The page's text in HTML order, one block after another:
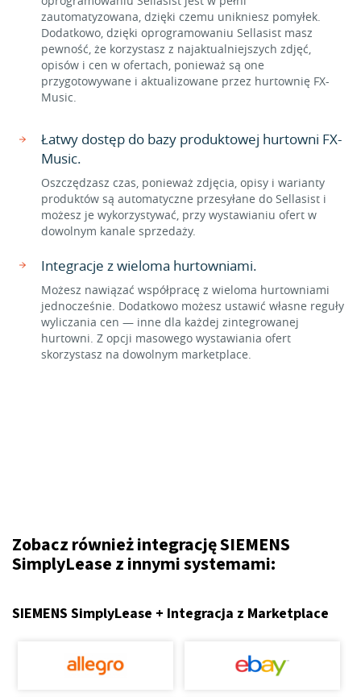
zautomatyzowana, dzięki czemu unikniesz pomyłek.
Dodatkowo, dzięki oprogramowaniu Sellasist masz
pewność, że korzystasz z najaktualniejszych zdjęć,
opisów i cen w ofertach, ponieważ są one
przygotowywane i aktualizowane przez hurtownię FX-
Music.
Łatwy dostęp do bazy produktowej hurtowni FX-
Music.
Oszczędzasz czas, ponieważ zdjęcia, opisy i warianty
produktów są automatyczne przesyłane do Sellasist i
możesz je wykorzystywać, przy wystawianiu ofert w
dowolnym kanale sprzedaży.
Integracje z wieloma hurtowniami.
Możesz nawiązać współpracę z wieloma hurtowniami
jednocześnie. Dodatkowo możesz ustawić własne reguły
wyliczania cen — inne dla każdej zintegrowanej
hurtowni. Z opcji masowego wystawiania ofert
skorzystasz na dowolnym marketplace.
Zobacz również integrację SIEMENS
SimplyLease z innymi systemami:
SIEMENS SimplyLease + Integracja z Marketplace